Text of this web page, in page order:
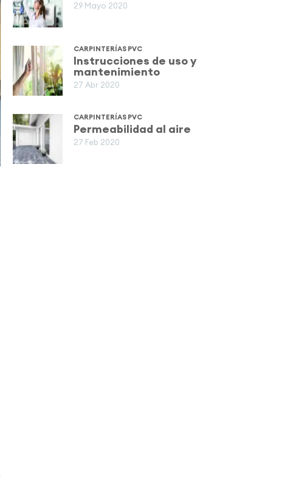
29 Mayo 2020
CARPINTERÍAS PVC
Instrucciones de uso y
mantenimiento
27 Abr 2020
CARPINTERÍAS PVC
Permeabilidad al aire
27 Feb 2020